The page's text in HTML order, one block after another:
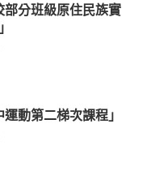
分班級原住民族實
動第二梯次課程」